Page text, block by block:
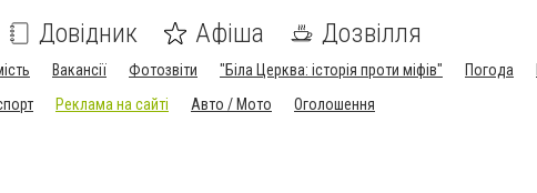
Довідник Афіша Дозвілля
Вакансії Фотозвіти "Біла Церква: історія проти міфів" Погода
Реклама на сайті Авто / Мото Оголошення